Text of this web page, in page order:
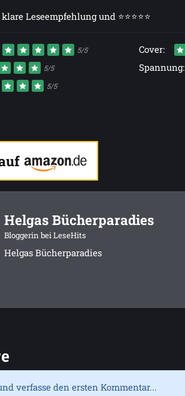
Leseempfehlung und ⭐⭐⭐⭐⭐
5/5 Cover:
5/5 Spannung:
5/5
Helgas Bücherparadies
Bloggerin bei LeseHits
Helgas Bücherparadies
verfasse den ersten Kommentar...